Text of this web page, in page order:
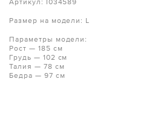
Артикул: I034589
Размер на модели: L
Параметры модели:
Рост — 185 см
Грудь — 102 см
Талия — 78 см
Бедра — 97 см